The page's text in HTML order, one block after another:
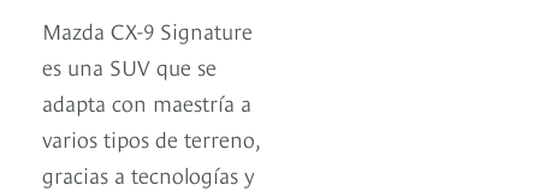
Mazda CX-9 Signature
es una SUV que se
adapta con maestría a
varios tipos de terreno,
gracias a tecnologías y